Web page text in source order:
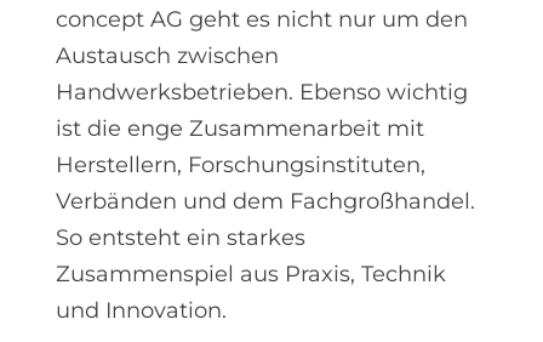
concept AG geht es nicht nur um den
Austausch zwischen
Handwerksbetrieben. Ebenso wichtig
ist die enge Zusammenarbeit mit
Herstellern, Forschungsinstituten,
Verbänden und dem Fachgroßhandel.
So entsteht ein starkes
Zusammenspiel aus Praxis, Technik
und Innovation.